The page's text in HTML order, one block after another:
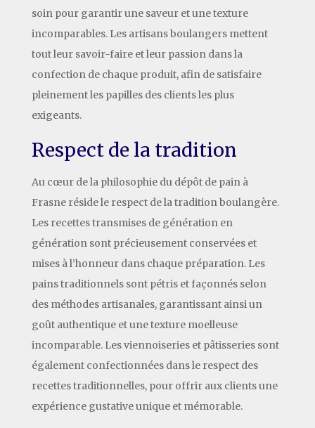
soin pour garantir une saveur et une texture
incomparables. Les artisans boulangers mettent
tout leur savoir-faire et leur passion dans la
confection de chaque produit, afin de satisfaire
pleinement les papilles des clients les plus
exigeants.
Respect de la tradition
Au cœur de la philosophie du dépôt de pain à
Frasne réside le respect de la tradition boulangère.
Les recettes transmises de génération en
génération sont précieusement conservées et
mises à l’honneur dans chaque préparation. Les
pains traditionnels sont pétris et façonnés selon
des méthodes artisanales, garantissant ainsi un
goût authentique et une texture moelleuse
incomparable. Les viennoiseries et pâtisseries sont
également confectionnées dans le respect des
recettes traditionnelles, pour offrir aux clients une
expérience gustative unique et mémorable.